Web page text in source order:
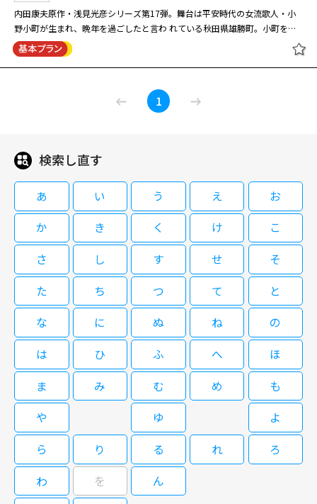
内田康夫原作・浅見光彦シリーズ第17弾。舞台は平安時代の女流歌人・小
野小町が生まれ、晩年を過ごしたと言わ れている秋田県雄勝町。小町を偲
んで催される「小町祭り」が有名だ。その祭りのさなかに殺人事件が発生。
光彦は、 小町娘・珠里が事件に何らかの関わりがあるのではと感づく
果たして鬼となった人の心を救うことが出来るのか！？ 【ストーリー】 浅
見光彦（沢村一樹）は小野小町を取材するため、母・雪江（加藤治子）と秋
珠里が関係しているのではないかと疑う。次の日、偶然 珠里と出会った光
が眠る共葬墓地を訪れ た時、お墓に手を合わせている広田（高橋昌也）に
出会う。画廊を経営する広田はここに眠っている戦死者を弔ってい たのだ
という。 一方、警察は小町祭りで死んだ老人を自殺と断定、捜査は打ち切
りとなる。しかし、警察のよそよそしい態度から政治 的な圧力がかかった
のだと察知した光彦は、独自に調査を開始。それからしばらくして、珠里が
「父を助けて」という電 話を最後に失踪してしまう…。
［字］浅見光彦シリーズ「鬼首殺人
事件」
09/04(金)07:00～08:40
内田康夫原作・浅見光彦シリーズ第17弾。舞台は平安時代の女流歌人・小
野小町が生まれ、晩年を過ごしたと言わ れている秋田県雄勝町。小町を偲
んで催される「小町祭り」が有名だ。その祭りのさなかに殺人事件が発生。
光彦は、 小町娘・珠里が事件に何らかの関わりがあるのではと感づく
が…。自らも命の危険にさらされながら、事件の真相に迫 っていく光彦。
果たして鬼となった人の心を救うことが出来るのか！？ 【ストーリー】 浅
見光彦（沢村一樹）は小野小町を取材するため、母・雪江（加藤治子）と秋
田県の雄勝町を訪れる。二人は町の名 物・小町祭りを楽しむが、その祭り
のさなか、老人が毒によって死んだ。老人が小町娘・珠里（原沙知絵）にす
がりつく ようにして息絶えたことから、地元刑事の山根（村田雄浩）は、
珠里が関係しているのではないかと疑う。次の日、偶然 珠里と出会った光
彦は、銀山の廃坑に行こうと珠里を誘った。そして、鉱山労働者やその家族
が眠る共葬墓地を訪れ た時、お墓に手を合わせている広田（高橋昌也）に
出会う。画廊を経営する広田はここに眠っている戦死者を弔ってい たのだ
という。 一方、警察は小町祭りで死んだ老人を自殺と断定、捜査は打ち切
りとなる。しかし、警察のよそよそしい態度から政治 的な圧力がかかった
のだと察知した光彦は、独自に調査を開始。それからしばらくして、珠里が
「父を助けて」という電 話を最後に失踪してしまう…。
閉じる
1
検索し直す
あ い う え
お
か
き く け
こ
さ
し す せ
そ
た
ち つ て
と
な
に ぬ ね
の
は
ひ ふ へ
ほ
ま
み む め
も
や
ゆ
よ
ら
り る れ
ろ
わ
を ん